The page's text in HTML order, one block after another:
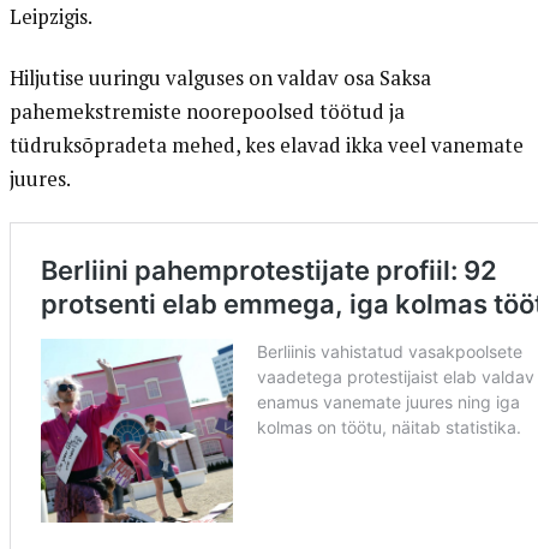
Leipzigis.
Hiljutise uuringu valguses on valdav osa Saksa
pahemekstremiste noorepoolsed töötud ja
tüdruksõpradeta mehed, kes elavad ikka veel vanemate
juures.